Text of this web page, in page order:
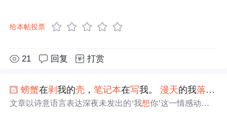
给本帖投票
21 回复 打赏
螃蟹在剥我的壳 ，笔记本在写我。漫天的我落在
文章以诗意语言表达深夜未发出的‘我想你’这一情感动